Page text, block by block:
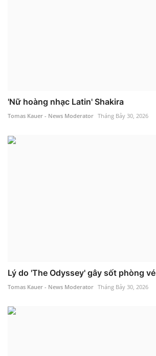
'Nữ hoàng nhạc Latin' Shakira
Tomas Kauer - News Moderator Tháng Bảy 30, 2026
Lý do 'The Odyssey' gây sốt phòng vé
Tomas Kauer - News Moderator Tháng Bảy 30, 2026